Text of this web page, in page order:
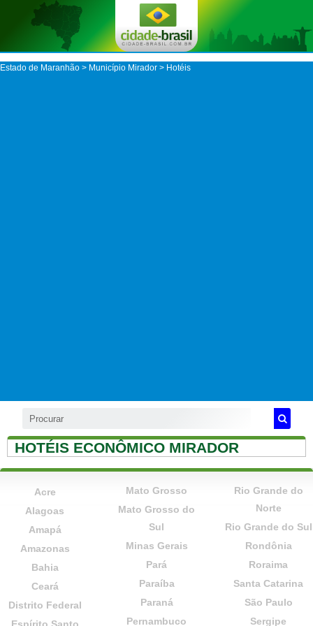
Estado de Maranhão > Município Mirador > Hotéis
HOTÉIS ECONÔMICO MIRADOR
Acre
Alagoas
Amapá
Amazonas
Bahia
Ceará
Distrito Federal
Mato Grosso
Mato Grosso do
Sul
Minas Gerais
Pará
Paraíba
Paraná
Pernambuco
Rio Grande do
Norte
Rio Grande do Sul
Rondônia
Roraima
Santa Catarina
São Paulo
Sergipe